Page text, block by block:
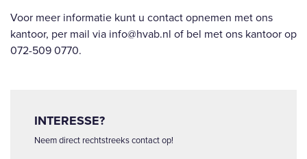
Voor meer informatie kunt u contact opnemen met ons
kantoor, per mail via info@hvab.nl of bel met ons kantoor op
072-509 0770.
INTERESSE?
Neem direct rechtstreeks contact op!